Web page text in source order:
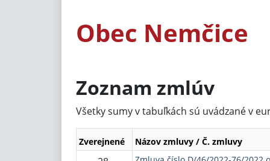
Obec Nemčice
Zoznam zmlúv
Všetky sumy v tabuľkách sú uvádzané v
Zverejnené Názov zmluvy / Č. zmluvy